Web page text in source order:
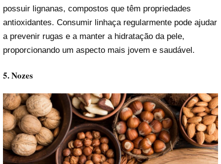
possuir lignanas, compostos que têm propriedades
antioxidantes. Consumir linhaça regularmente pode ajudar
a prevenir rugas e a manter a hidratação da pele,
proporcionando um aspecto mais jovem e saudável.
5. Nozes